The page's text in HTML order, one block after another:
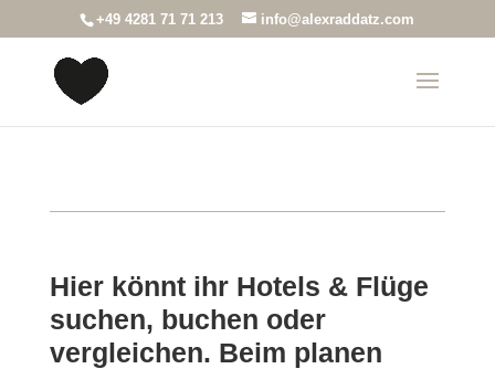
+49 4281 71 71 213 info@alexraddatz.com
Hier könnt ihr Hotels & Flüge
suchen, buchen oder
vergleichen. Beim planen